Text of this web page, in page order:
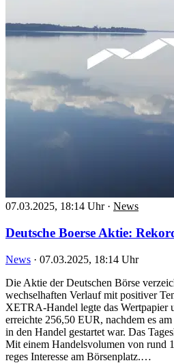
07.03.2025, 18:14 Uhr · News
Deutsche Boerse Aktie:
News · 07.03.2025, 18:14 Uhr
Die Aktie der Deutschen Börse
wechselhaften Verlauf mit positiver
XETRA-Handel legte das Wertpapier
erreichte 256,50 EUR, nachdem es
in den Handel gestartet war. Das
Mit einem Handelsvolumen von rund
reges Interesse am Börsenplatz.…